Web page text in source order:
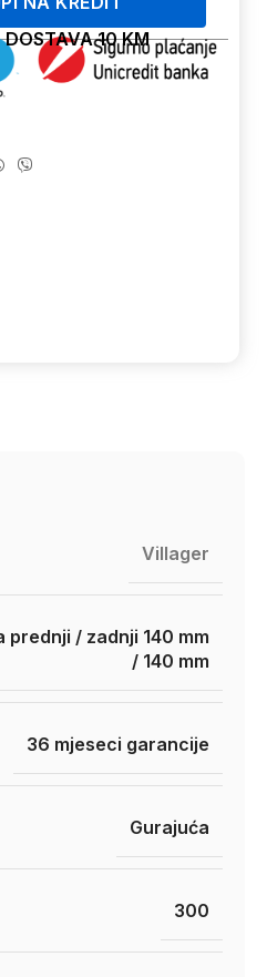
DOSTAVA 10 KM
Villager
prednji / zadnji 140 mm
/ 140 mm
36 mjeseci garancije
Gurajuća
300